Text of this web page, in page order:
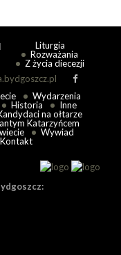
Liturgia
Rozważania
Z życia diecezji
Wydarzenia
Historia
Inne
na ołtarze
Katarzyńcem
Wywiad
Kontakt